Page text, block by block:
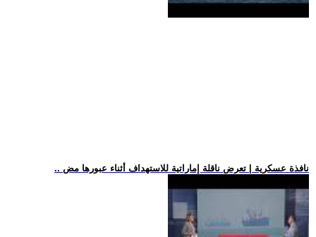
.. نافذة عسكرية | تعرض ناقلة إماراتية للاستهداف أثناء عبورها مض